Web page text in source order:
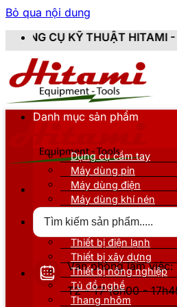
Bỏ qua nội dung
HITAMI - CUNG CẤP SẢN
Văn phòng làm việc:
T2 - T7 (8h00 -
Danh mục sản phẩm
Dụng cụ cầm tay
Máy dùng pin
Máy dùng điện
Máy dùng khí nén
Thiết bị nâng đỡ
Thiết bị điện lạnh
Thiết bị xây dựng
Thiết bị nông nghiệp
Tủ đồ nghề
Thang nhôm